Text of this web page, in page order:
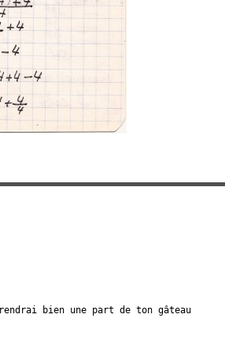
bien une part de ton gâteau